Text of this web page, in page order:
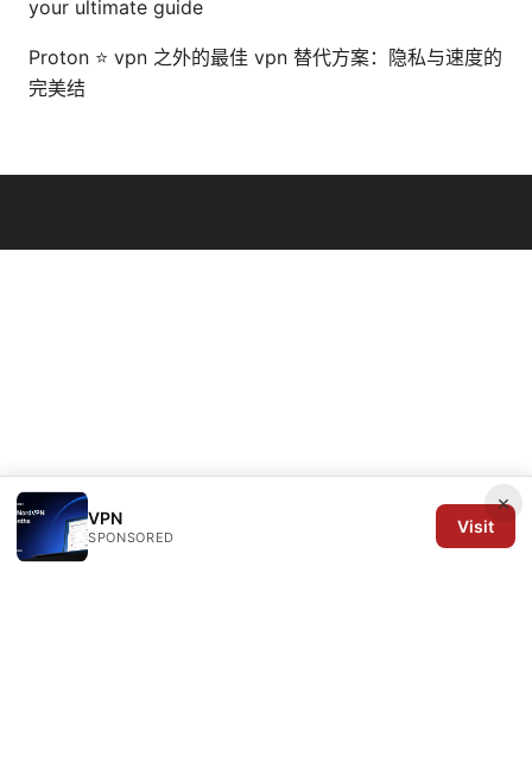
your ultimate guide
Proton ⭐ vpn 之外的最佳 vpn 替代方案：隐私与速度的
完美结
×
VPN
SPONSORED
Visit